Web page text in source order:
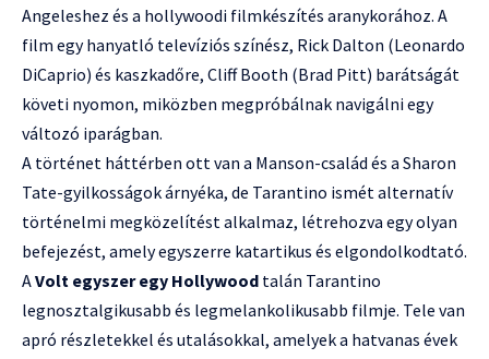
Angeleshez és a hollywoodi filmkészítés aranykorához. A
film egy hanyatló televíziós színész, Rick Dalton (Leonardo
DiCaprio) és kaszkadőre, Cliff Booth (Brad Pitt) barátságát
követi nyomon, miközben megpróbálnak navigálni egy
változó iparágban.
A történet háttérben ott van a Manson-család és a Sharon
Tate-gyilkosságok árnyéka, de Tarantino ismét alternatív
történelmi megközelítést alkalmaz, létrehozva egy olyan
befejezést, amely egyszerre katartikus és elgondolkodtató.
AVolt egyszer egy Hollywood talán Tarantino
legnosztalgikusabb és legmelankolikusabb filmje. Tele van
apró részletekkel és utalásokkal, amelyek a hatvanas évek